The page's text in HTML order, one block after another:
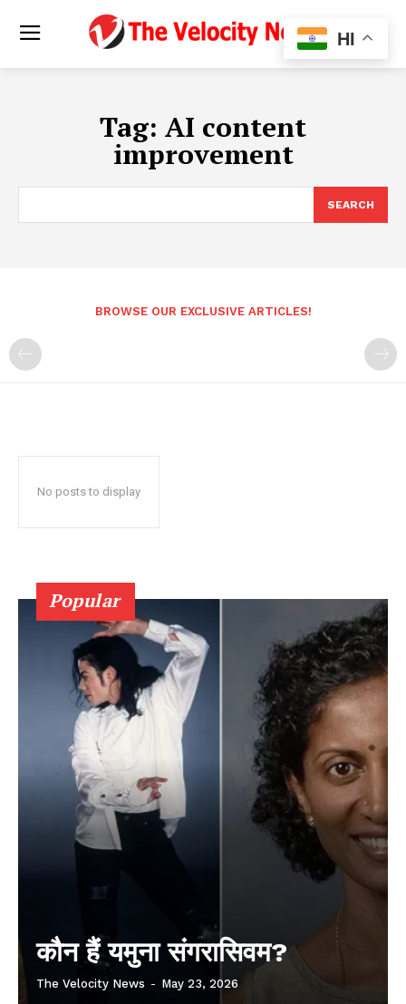
Tag: AI content
improvement
SEARCH
BROWSE OUR EXCLUSIVE ARTICLES!
No posts to display
Popular
कौन हैं यमुना संगरासिवम?
The Velocity News - May 23, 2026
HI